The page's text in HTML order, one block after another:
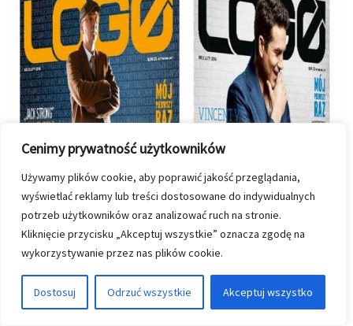
Cenimy prywatność użytkowników
Używamy plików cookie, aby poprawić jakość przeglądania,
wyświetlać reklamy lub treści dostosowane do indywidualnych
potrzeb użytkowników oraz analizować ruch na stronie.
Kliknięcie przycisku „Akceptuj wszystkie” oznacza zgodę na
wykorzystywanie przez nas plików cookie.
Dostosuj Odrzuć wszystkie Akceptuj wszystko